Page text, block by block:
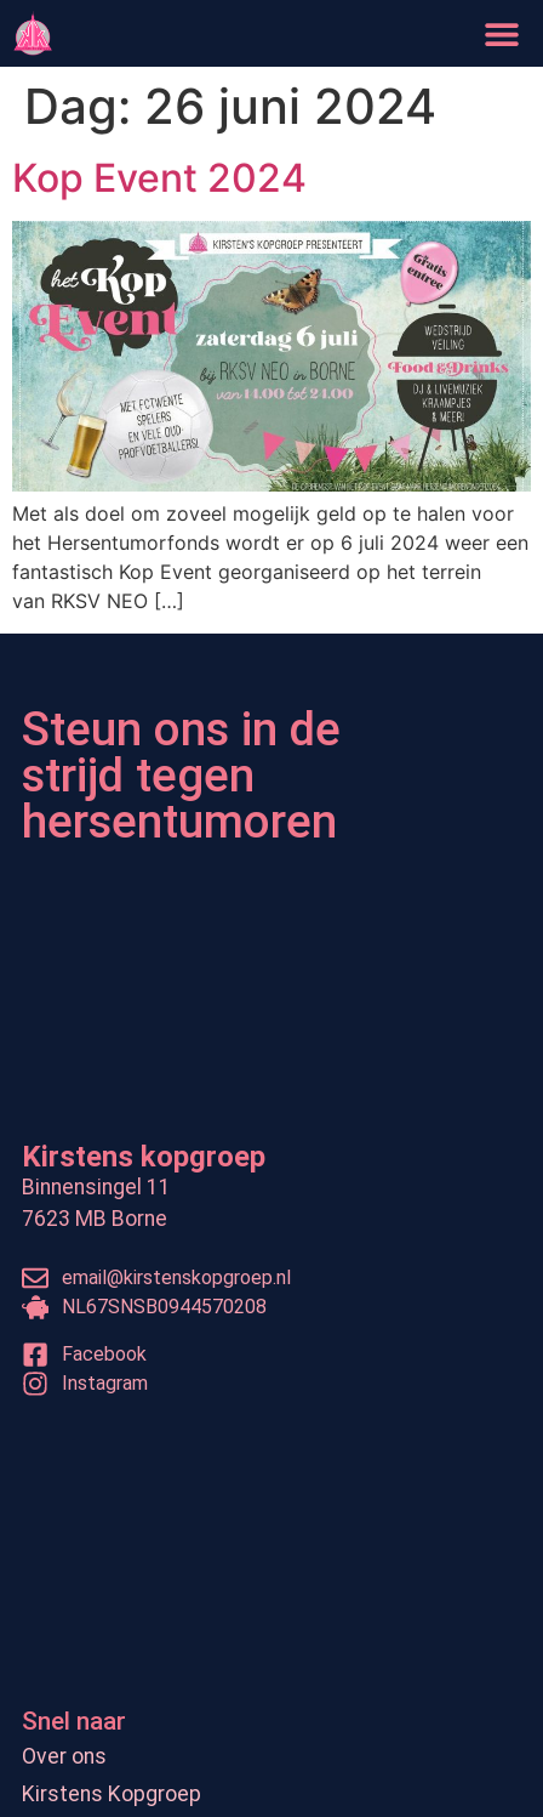
Dag: 26 juni 2024
Kop Event 2024
Met als doel om zoveel mogelijk geld op te halen voor
het Hersentumorfonds wordt er op 6 juli 2024 weer een
fantastisch Kop Event georganiseerd op het terrein
van RKSV NEO […]
Steun ons in de
strijd tegen
hersentumoren
Kirstens kopgroep
Binnensingel 11
7623 MB Borne
email@kirstenskopgroep.nl
NL67SNSB0944570208
Facebook
Instagram
Snel naar
Over ons
Kirstens Kopgroep